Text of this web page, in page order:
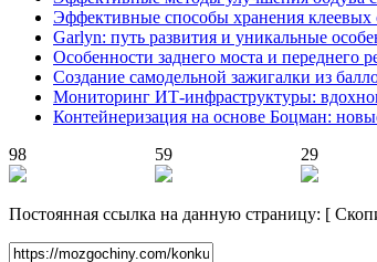
Эффективные способы хранения клеевых
Garlyn: путь развития и уникальные
Особенности заднего моста и переднего
Создание самодельной зажигалки из
Мониторинг ИТ-инфраструктуры:
Контейнеризация на основе Боцман:
98
59 29
Постоянная ссылка на данную страницу: [